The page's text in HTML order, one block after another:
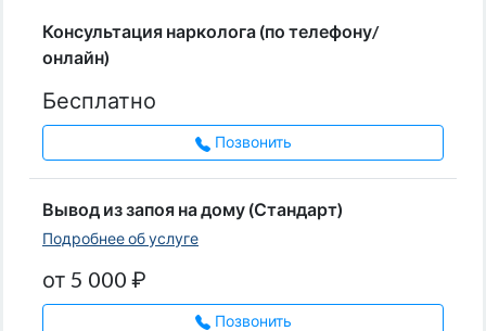
Консультация нарколога (по телефону/
онлайн)
Бесплатно
Позвонить
Вывод из запоя на дому (Стандарт)
Подробнее об услуге
от 5 000 ₽
Позвонить